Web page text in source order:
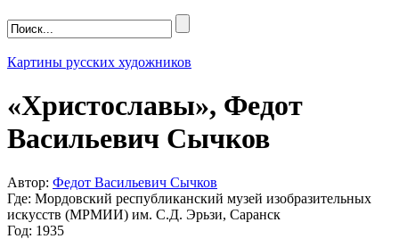
Картины русских художников
«Христославы», Федот
Васильевич Сычков
Автор: Федот Васильевич Сычков
Где: Мордовский республиканский музей изобразительных
искусств (МРМИИ) им. С.Д. Эрьзи, Саранск
Год: 1935